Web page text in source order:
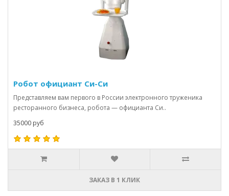
Робот официант Си-Си
Представляем вам первого в России электронного труженика
ресторанного бизнеса, робота — официанта Си..
35000 руб
ЗАКАЗ В 1 КЛИК